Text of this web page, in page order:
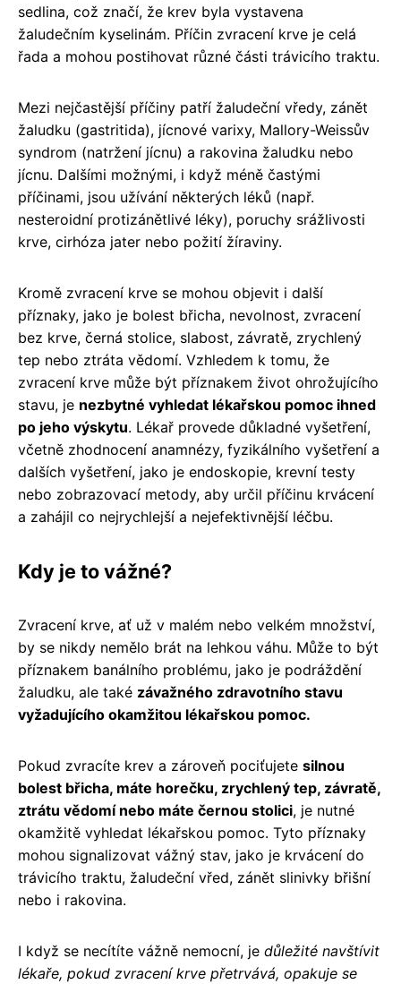
sedlina, což značí, že krev byla vystavena
žaludečním kyselinám. Příčin zvracení krve je celá
řada a mohou postihovat různé části trávicího traktu.
Mezi nejčastější příčiny patří žaludeční vředy, zánět
žaludku (gastritida), jícnové varixy, Mallory-Weissův
syndrom (natržení jícnu) a rakovina žaludku nebo
jícnu. Dalšími možnými, i když méně častými
příčinami, jsou užívání některých léků (např.
nesteroidní protizánětlivé léky), poruchy srážlivosti
krve, cirhóza jater nebo požití žíraviny.
Kromě zvracení krve se mohou objevit i další
příznaky, jako je bolest břicha, nevolnost, zvracení
bez krve, černá stolice, slabost, závratě, zrychlený
tep nebo ztráta vědomí. Vzhledem k tomu, že
zvracení krve může být příznakem život ohrožujícího
stavu, je nezbytné vyhledat lékařskou pomoc ihned
po jeho výskytu. Lékař provede důkladné vyšetření,
včetně zhodnocení anamnézy, fyzikálního vyšetření a
dalších vyšetření, jako je endoskopie, krevní testy
nebo zobrazovací metody, aby určil příčinu krvácení
a zahájil co nejrychlejší a nejefektivnější léčbu.
Kdy je to vážné?
Zvracení krve, ať už v malém nebo velkém množství,
by se nikdy nemělo brát na lehkou váhu. Může to být
příznakem banálního problému, jako je podráždění
žaludku, ale také závažného zdravotního stavu
vyžadujícího okamžitou lékařskou pomoc.
Pokud zvracíte krev a zároveň pociťujete silnou
bolest břicha, máte horečku, zrychlený tep, závratě,
ztrátu vědomí nebo máte černou stolici, je nutné
okamžitě vyhledat lékařskou pomoc. Tyto příznaky
mohou signalizovat vážný stav, jako je krvácení do
trávicího traktu, žaludeční vřed, zánět slinivky břišní
nebo i rakovina.
I když se necítíte vážně nemocní, je důležité navštívit
lékaře, pokud zvracení krve přetrvává, opakuje se